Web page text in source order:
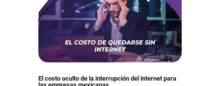
El costo oculto de la interrupción del internet para